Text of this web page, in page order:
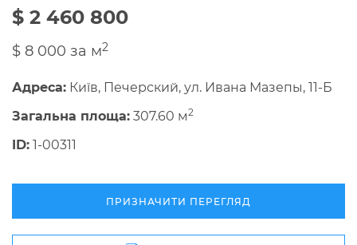
$ 2 460 800
$ 8 000 за м2
Адреса: Київ, Печерский, ул. Ивана Мазепы, 11-Б
Загальна площа: 307.60 м2
ID: 1-00311
ПРИЗНАЧИТИ ПЕРЕГЛЯД